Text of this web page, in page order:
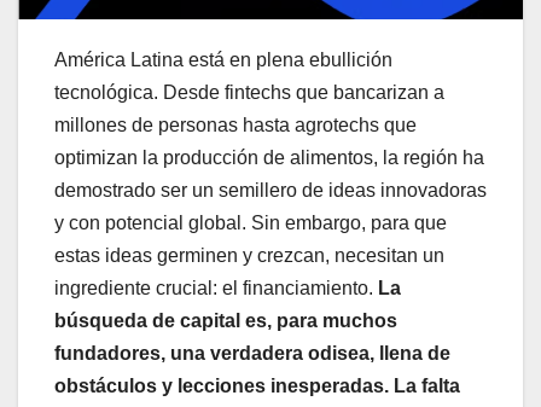
América Latina está en plena ebullición
tecnológica. Desde fintechs que bancarizan a
millones de personas hasta agrotechs que
optimizan la producción de alimentos, la región ha
demostrado ser un semillero de ideas innovadoras
y con potencial global. Sin embargo, para que
estas ideas germinen y crezcan, necesitan un
ingrediente crucial: el financiamiento. La
búsqueda de capital es, para muchos
fundadores, una verdadera odisea, llena de
obstáculos y lecciones inesperadas. La falta